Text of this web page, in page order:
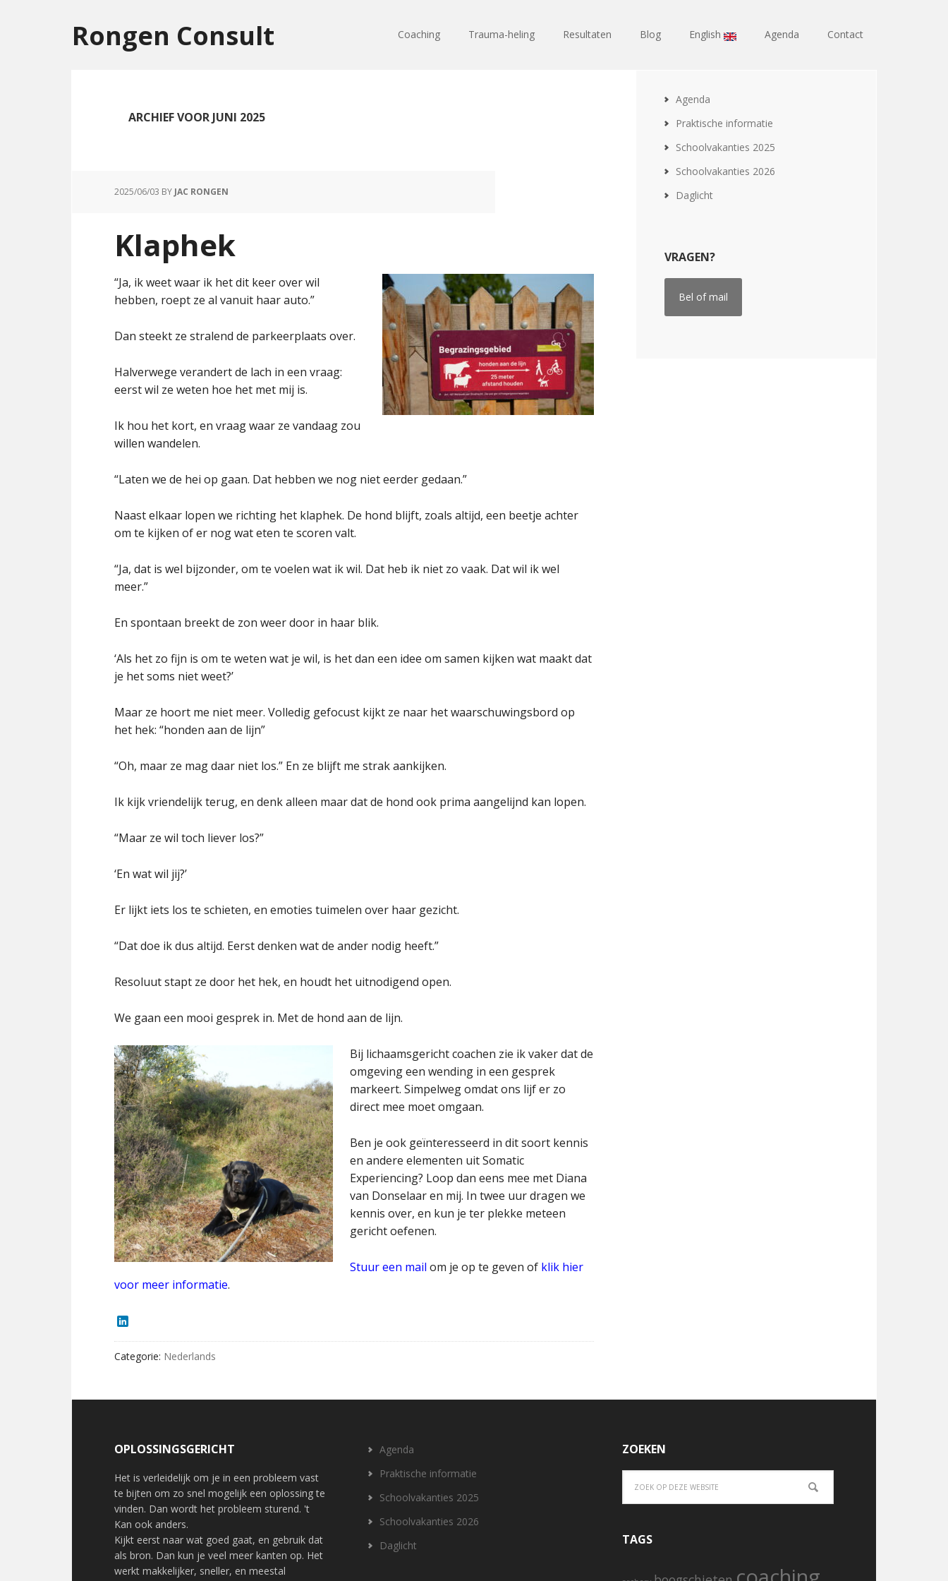
Rongen Consult Coaching Trauma-heling Resultaten Blog English Agenda Contact
ARCHIEF VOOR JUNI 2025
2025/06/03 BY JAC RONGEN
Klaphek
“Ja, ik weet waar ik het dit keer over wil
hebben, roept ze al vanuit haar auto.”
Dan steekt ze stralend de parkeerplaats over.
Halverwege verandert de lach in een vraag:
eerst wil ze weten hoe het met mij is.
Ik hou het kort, en vraag waar ze vandaag zou
willen wandelen.
“Laten we de hei op gaan. Dat hebben we nog niet eerder gedaan.”
Naast elkaar lopen we richting het klaphek. De hond blijft, zoals altijd, een beetje achter
om te kijken of er nog wat eten te scoren valt.
“Ja, dat is wel bijzonder, om te voelen wat ik wil. Dat heb ik niet zo vaak. Dat wil ik wel
meer.”
En spontaan breekt de zon weer door in haar blik.
‘Als het zo fijn is om te weten wat je wil, is het dan een idee om samen kijken wat maakt dat
je het soms niet weet?’
Maar ze hoort me niet meer. Volledig gefocust kijkt ze naar het waarschuwingsbord op
het hek: “honden aan de lijn”
“Oh, maar ze mag daar niet los.” En ze blijft me strak aankijken.
Ik kijk vriendelijk terug, en denk alleen maar dat de hond ook prima aangelijnd kan lopen.
“Maar ze wil toch liever los?”
‘En wat wil jij?’
Er lijkt iets los te schieten, en emoties tuimelen over haar gezicht.
“Dat doe ik dus altijd. Eerst denken wat de ander nodig heeft.”
Resoluut stapt ze door het hek, en houdt het uitnodigend open.
We gaan een mooi gesprek in. Met de hond aan de lijn.
Bij lichaamsgericht coachen zie ik vaker dat de
omgeving een wending in een gesprek
markeert. Simpelweg omdat ons lijf er zo
direct mee moet omgaan.
Ben je ook geïnteresseerd in dit soort kennis
en andere elementen uit Somatic
Experiencing? Loop dan eens mee met Diana
van Donselaar en mij. In twee uur dragen we
kennis over, en kun je ter plekke meteen
gericht oefenen.
Stuur een mail om je op te geven of klik hier
voor meer informatie.
Categorie: Nederlands
Agenda
Praktische informatie
Schoolvakanties 2025
Schoolvakanties 2026
Daglicht
VRAGEN?
Bel of mail
OPLOSSINGSGERICHT
Het is verleidelijk om je in een probleem vast
te bijten om zo snel mogelijk een oplossing te
vinden. Dan wordt het probleem sturend. 't
Kan ook anders.
Kijkt eerst naar wat goed gaat, en gebruik dat
als bron. Dan kun je veel meer kanten op. Het
werkt makkelijker, sneller, en meestal
Agenda
Praktische informatie
Schoolvakanties 2025
Schoolvakanties 2026
Daglicht
ZOEKEN
TAGS